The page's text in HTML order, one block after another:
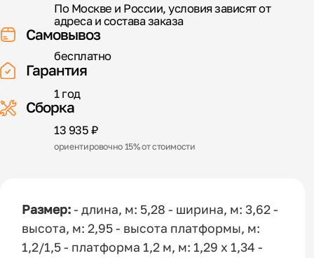
По Москве и России, условия зависят от
адреса и состава заказа
Самовывоз
бесплатно
Гарантия
1 год
Сборка
13 935 ₽
ориентировочно 15% от стоимости
Размер:- длина, м: 5,28 - ширина, м: 3,62 -
высота, м: 2,95 - высота платформы, м:
1,2/1,5 - платформа 1,2 м, м: 1,29 x 1,34 -